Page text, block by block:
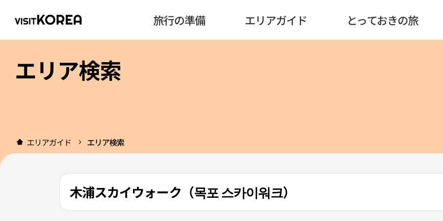
旅行の準備 エリアガイド とっておきの旅
エリア検索
エリアガイド エリア検索
木浦スカイウォーク（목포 스카이워크）